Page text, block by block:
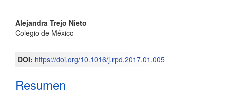
Contenido
principal
del
artículo
Alejandra Trejo Nieto
Colegio de México
DOI: https://doi.org/10.1016/j.rpd.2017.01.005
Resumen